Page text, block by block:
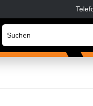
Werkstatt, Haus & Hof